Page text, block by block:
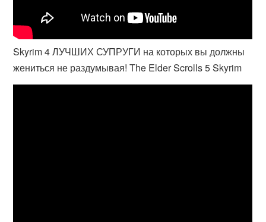
Skyrim 4 ЛУЧШИХ СУПРУГИ на которых вы должны
жениться не раздумывая! The Elder Scrolls 5 Skyrim